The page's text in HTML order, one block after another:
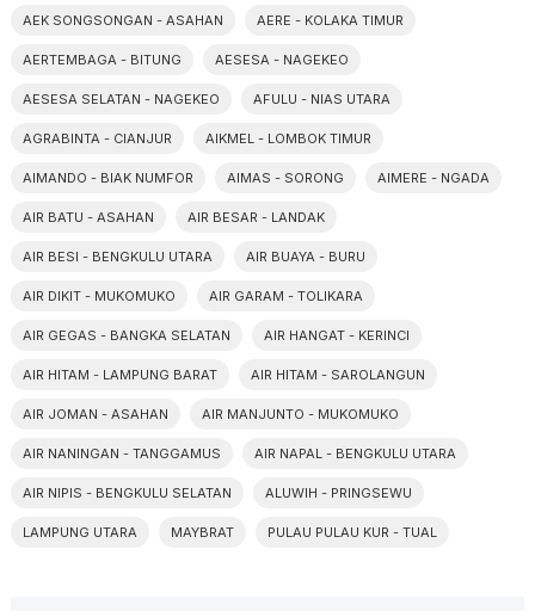
AEK SONGSONGAN - ASAHAN AERE - KOLAKA TIMUR
AERTEMBAGA - BITUNG AESESA - NAGEKEO
AESESA SELATAN - NAGEKEO AFULU - NIAS UTARA
AGRABINTA - CIANJUR AIKMEL - LOMBOK TIMUR
AIMANDO - BIAK NUMFOR AIMAS - SORONG AIMERE - NGADA
AIR BATU - ASAHAN AIR BESAR - LANDAK
AIR BESI - BENGKULU UTARA AIR BUAYA - BURU
AIR DIKIT - MUKOMUKO AIR GARAM - TOLIKARA
AIR GEGAS - BANGKA SELATAN AIR HANGAT - KERINCI
AIR HITAM - LAMPUNG BARAT AIR HITAM - SAROLANGUN
AIR JOMAN - ASAHAN AIR MANJUNTO - MUKOMUKO
AIR NANINGAN - TANGGAMUS AIR NAPAL - BENGKULU UTARA
AIR NIPIS - BENGKULU SELATAN ALUWIH - PRINGSEWU
LAMPUNG UTARA MAYBRAT PULAU PULAU KUR - TUAL